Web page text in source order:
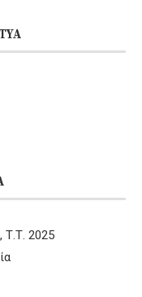
Τ.Τ. 2025